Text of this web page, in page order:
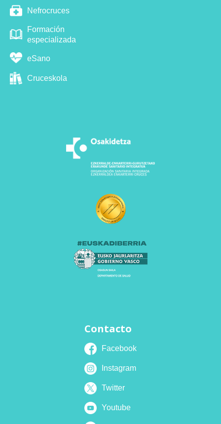
Nefrocruces
Formación
especializada
eSano
Cruceskola
Contacto
Facebook
Instagram
Twitter
Youtube